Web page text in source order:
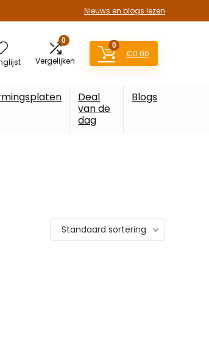
Nieuws en blogs lezen
0
Vergelijken
0
€0.00
Deal
van de
dag
Blogs
Standaard sortering